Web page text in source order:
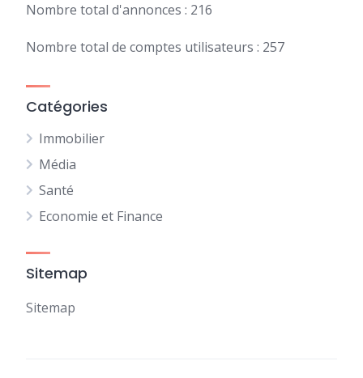
Nombre total d'annonces : 216
Nombre total de comptes utilisateurs : 257
Catégories
Immobilier
Média
Santé
Economie et Finance
Sitemap
Sitemap